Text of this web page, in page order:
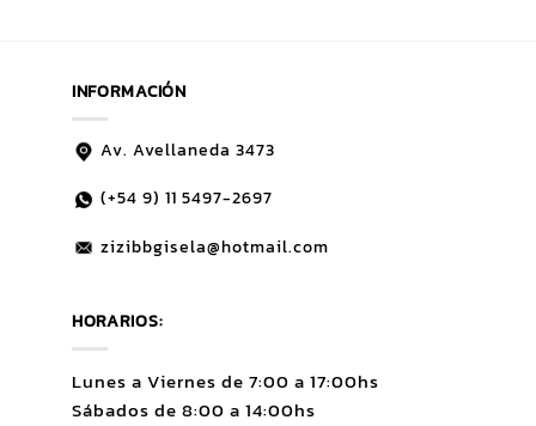
INFORMACIÓN
Av. Avellaneda 3473
(+54 9) 11 5497-2697
zizibbgisela@hotmail.com
HORARIOS:
Lunes a Viernes de 7:00 a 17:00hs
Sábados de 8:00 a 14:00hs